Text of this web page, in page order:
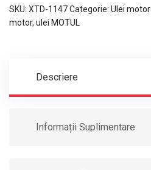
SKU: XTD-1147Categorie: Ulei motor
motor, ulei MOTUL
Descriere
Informații Suplimentare